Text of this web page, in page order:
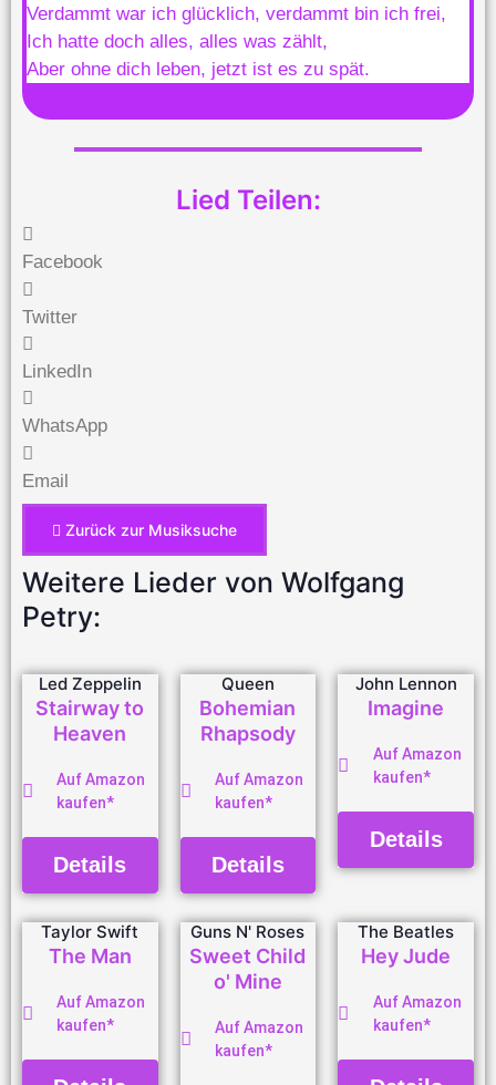
Verdammt war ich glücklich, verdammt bin ich frei,
Ich hatte doch alles, alles was zählt,
Aber ohne dich leben, jetzt ist es zu spät.
Lied Teilen:
Facebook
Twitter
LinkedIn
WhatsApp
Email
Zurück zur Musiksuche
Weitere Lieder von Wolfgang
Petry:
Led Zeppelin
Stairway to
Heaven
Auf Amazon
kaufen*
Details
Queen
Bohemian
Rhapsody
Auf Amazon
kaufen*
Details
John Lennon
Imagine
Auf Amazon
kaufen*
Details
Taylor Swift
The Man
Auf Amazon
kaufen*
Guns N' Roses
Sweet Child
o' Mine
Auf Amazon
kaufen*
The Beatles
Hey Jude
Auf Amazon
kaufen*